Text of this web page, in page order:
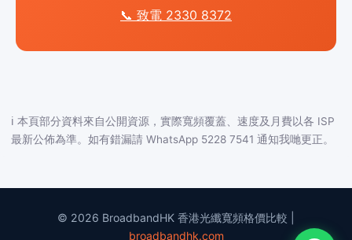
📞 致電 2330 8372
ℹ️ 本頁部分資料來自公開資源，實際寬頻覆蓋、速度及月費以各 ISP
最新公佈為準。如有錯漏請 WhatsApp 5228 7541 通知我哋更正。
© 2026 BroadbandHK 香港光纖寬頻格價比較 |
broadbandhk.com